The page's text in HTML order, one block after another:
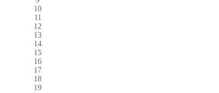
10
11
12
13
14
15
16
17
18
19